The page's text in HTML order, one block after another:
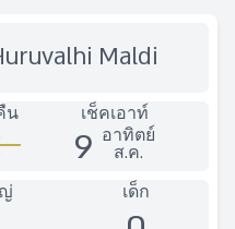
น เช็คเอาท์
9 อาทิตย์
ส.ค.
เด็ก